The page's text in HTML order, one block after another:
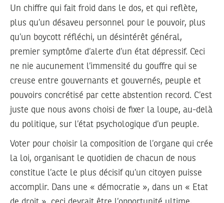
Un chiffre qui fait froid dans le dos, et qui reflète,
plus qu’un désaveu personnel pour le pouvoir, plus
qu’un boycott réfléchi, un désintérêt général,
premier symptôme d’alerte d’un état dépressif. Ceci
ne nie aucunement l’immensité du gouffre qui se
creuse entre gouvernants et gouvernés, peuple et
pouvoirs concrétisé par cette abstention record. C’est
juste que nous avons choisi de fixer la loupe, au-delà
du politique, sur l’état psychologique d’un peuple.
Voter pour choisir la composition de l’organe qui crée
la loi, organisant le quotidien de chacun de nous
constitue l’acte le plus décisif qu’un citoyen puisse
accomplir. Dans une « démocratie », dans un « Etat